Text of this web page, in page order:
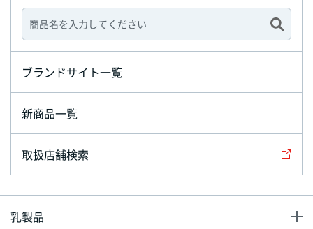
ブランドサイト一覧
新商品一覧
取扱店舗検索
乳製品